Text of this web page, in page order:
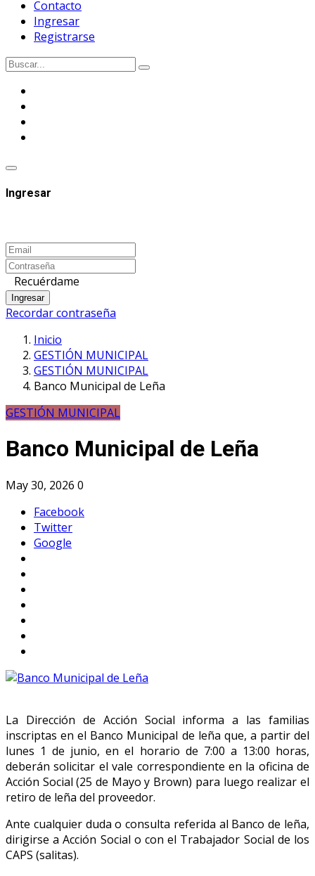
Contacto
Ingresar
Registrarse
Ingresar
Recuérdame
Ingresar
Recordar contraseña
Inicio
GESTIÓN MUNICIPAL
GESTIÓN MUNICIPAL
Banco Municipal de Leña
GESTIÓN MUNICIPAL
Banco Municipal de Leña
May 30, 2026 0
Facebook
Twitter
Google
La Dirección de Acción Social informa a las familias
inscriptas en el Banco Municipal de leña que, a partir del
lunes 1 de junio, en el horario de 7:00 a 13:00 horas,
deberán solicitar el vale correspondiente en la oficina de
Acción Social (25 de Mayo y Brown) para luego realizar el
retiro de leña del proveedor.
Ante cualquier duda o consulta referida al Banco de leña,
dirigirse a Acción Social o con el Trabajador Social de los
CAPS (salitas).